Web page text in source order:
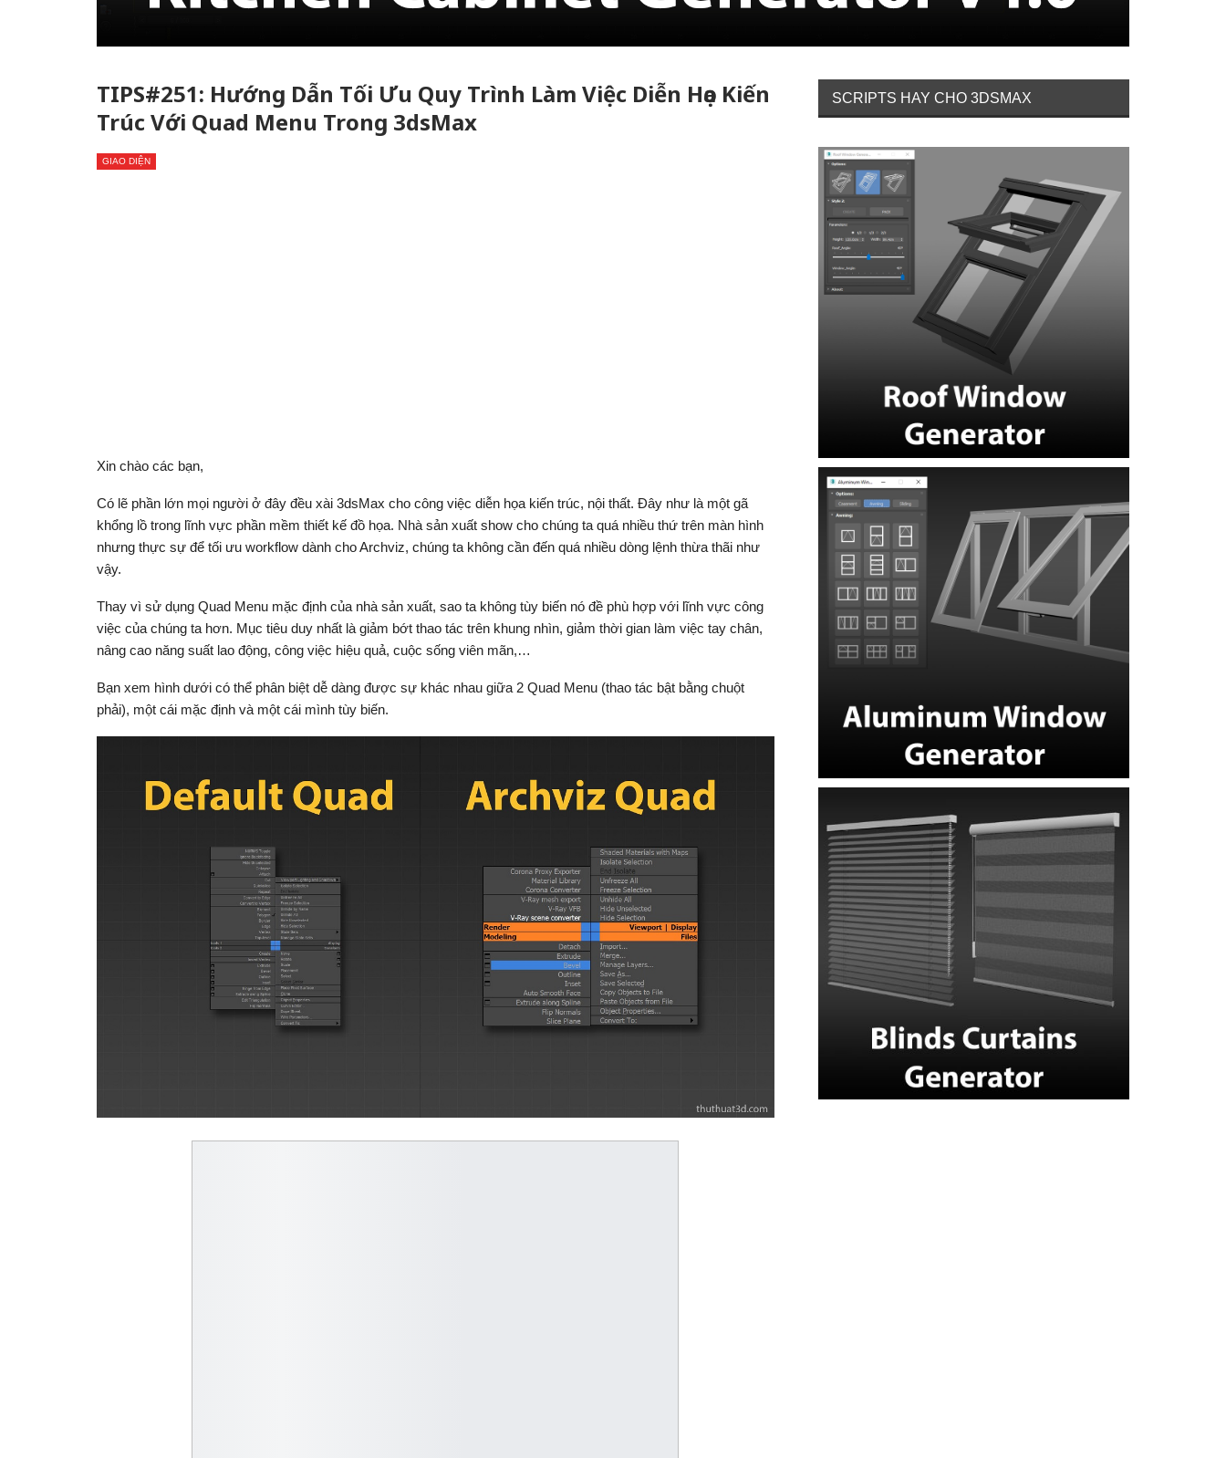
TIPS#251: Hướng Dẫn Tối Ưu Quy Trình Làm Việc Diễn Họa Kiến
Trúc Với Quad Menu Trong 3dsMax
GIAO DIỆN
Xin chào các bạn,
Có lẽ phần lớn mọi người ở đây đều xài 3dsMax cho công việc diễn họa kiến trúc, nội thất. Đây như là một gã
khổng lồ trong lĩnh vực phần mềm thiết kế đồ họa. Nhà sản xuất show cho chúng ta quá nhiều thứ trên màn hình
nhưng thực sự để tối ưu workflow dành cho Archviz, chúng ta không cần đến quá nhiều dòng lệnh thừa thãi như
vậy.
Thay vì sử dụng Quad Menu mặc định của nhà sản xuất, sao ta không tùy biến nó đề phù hợp với lĩnh vực công
việc của chúng ta hơn. Mục tiêu duy nhất là giảm bớt thao tác trên khung nhìn, giảm thời gian làm việc tay chân,
nâng cao năng suất lao động, công việc hiệu quả, cuộc sống viên mãn,…
Bạn xem hình dưới có thể phân biệt dễ dàng được sự khác nhau giữa 2 Quad Menu (thao tác bật bằng chuột
phải), một cái mặc định và một cái mình tùy biến.
SCRIPTS HAY CHO 3DSMAX